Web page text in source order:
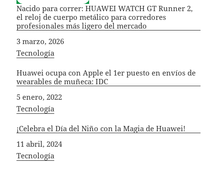
Nacido para correr: HUAWEI WATCH GT Runner 2,
el reloj de cuerpo metálico para corredores
profesionales más ligero del mercado
Fecha
3 marzo, 2026
In relation to
Tecnología
Huawei ocupa con Apple el 1er puesto en envíos de
wearables de muñeca: IDC
Fecha
5 enero, 2022
In relation to
Tecnología
¡Celebra el Día del Niño con la Magia de Huawei!
Fecha
11 abril, 2024
In relation to
Tecnología